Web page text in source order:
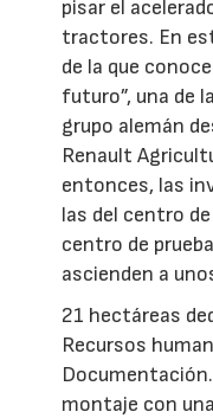
pisar el
tractores. En
de la que
futuro”, una de
grupo alemán
Renault
entonces, las
las del centro
centro de
ascienden a
21 hectáreas
Recursos
montaje con